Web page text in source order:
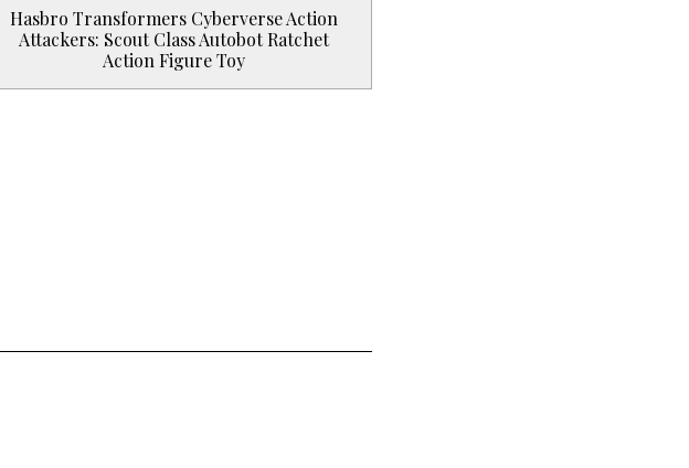
Hasbro Transformers Cyberverse Action
Attackers: Scout Class Autobot Ratchet
Action Figure Toy